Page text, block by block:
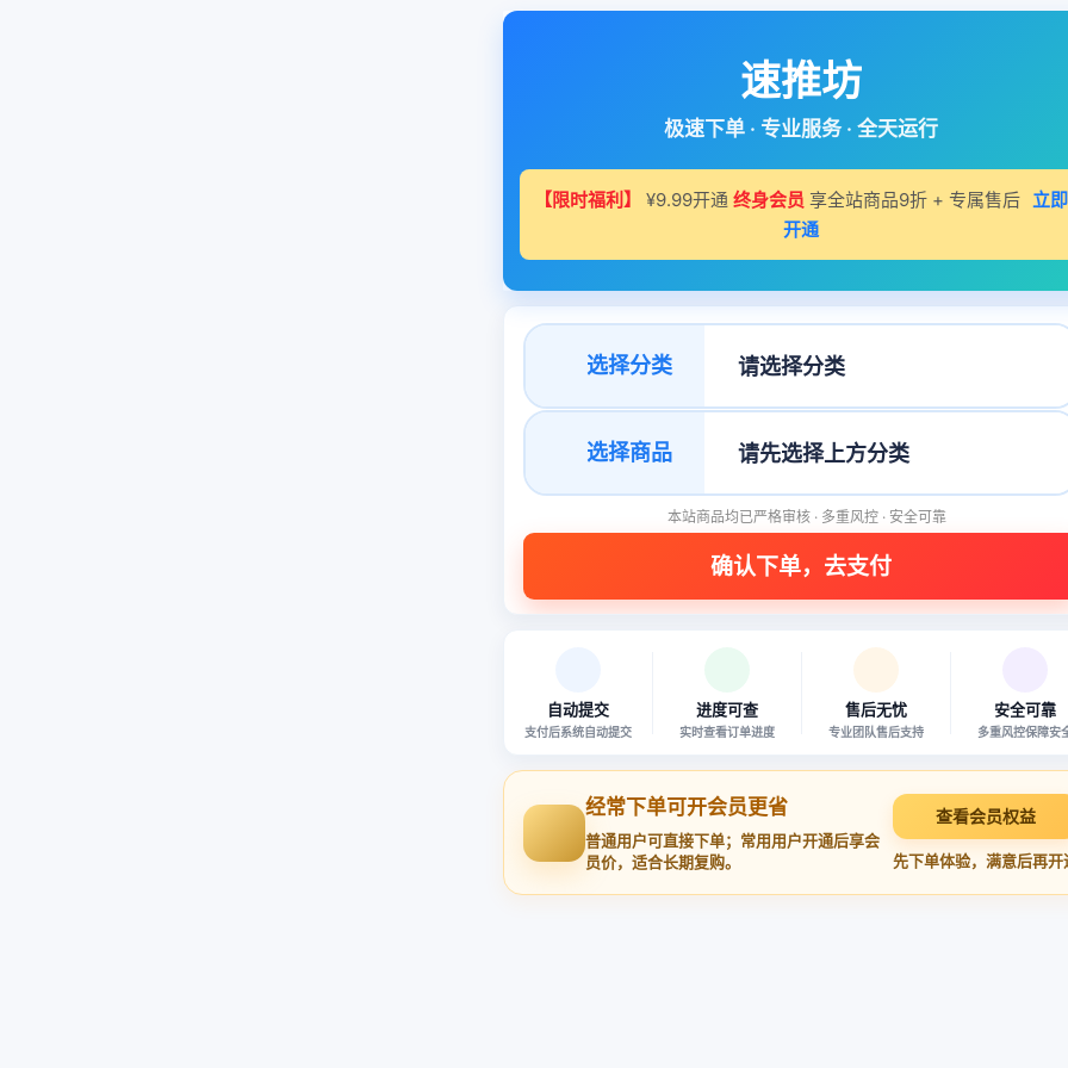
速推坊
极速下单 · 专业服务 · 全天运行
【限时福利】 ¥9.99开通 终身会员 享全站商品9折 + 专属售后 立即
开通
选择分类
选择商品
本站商品均已严格审核 · 多重风控 · 安全可靠
自动提交
支付后系统自动提交
进度可查
实时查看订单进度
售后无忧
专业团队售后支持
安全可靠
多重风控保障安
经常下单可开会员更省
普通用户可直接下单；常用用户开通后享会
员价，适合长期复购。
查看会员权益
先下单体验，满意后再开